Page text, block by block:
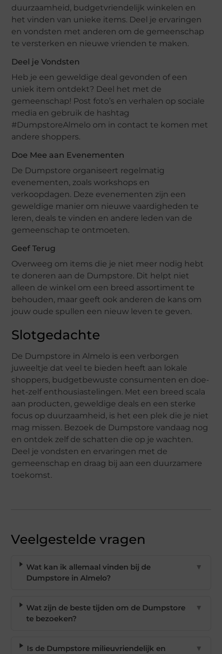
duurzaamheid, budgetvriendelijk winkelen en
het vinden van unieke items. Deel je ervaringen
en vondsten met anderen om de gemeenschap
te versterken en nieuwe vrienden te maken.
Deel je Vondsten
Heb je een geweldige deal gevonden of een
uniek item ontdekt? Deel het met de
gemeenschap! Post foto’s en verhalen op sociale
media en gebruik de hashtag
#DumpstoreAlmelo om in contact te komen met
andere shoppers.
Doe Mee aan Evenementen
De Dumpstore organiseert regelmatig
evenementen, zoals workshops en
verkoopdagen. Deze evenementen zijn een
geweldige manier om nieuwe vaardigheden te
leren, deals te vinden en andere leden van de
gemeenschap te ontmoeten.
Geef Terug
Overweeg om items die je niet meer nodig hebt
te doneren aan de Dumpstore. Dit helpt niet
alleen de winkel om een breed assortiment te
behouden, maar geeft ook anderen de kans om
jouw oude spullen een nieuw leven te geven.
Slotgedachte
De Dumpstore in Almelo is een verborgen
juweeltje dat veel te bieden heeft aan lokale
shoppers, budgetbewuste consumenten en doe-
het-zelf enthousiastelingen. Met een breed scala
aan producten, geweldige deals en een sterke
focus op duurzaamheid, is het een plek die je niet
mag missen. Bezoek de Dumpstore vandaag nog
en ontdek zelf de schatten die op je wachten.
Deel je vondsten en ervaringen met de
gemeenschap en draag bij aan een duurzamere
toekomst.
Veelgestelde vragen
Wat kan ik allemaal vinden bij de
Dumpstore in Almelo?
▼
Wat zijn de beste tijden om de Dumpstore
te bezoeken?
▼
Is de Dumpstore milieuvriendelijk en
▼